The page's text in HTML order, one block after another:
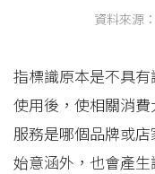
資料來源
指標識原本是不具
使用後，使相關消
服務是哪個品牌或
始意涵外，也會產